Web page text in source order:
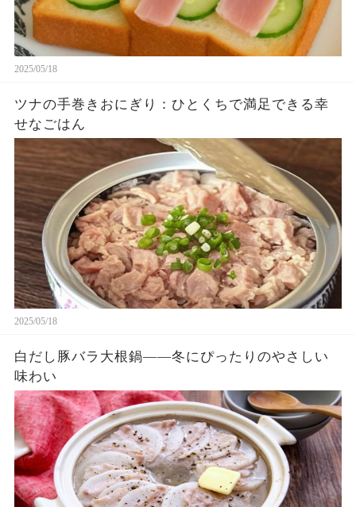
2025/05/18
ツナの手巻きおにぎり：ひとくちで満足できる幸
せなごはん
2025/05/18
白だし豚バラ大根鍋——冬にぴったりのやさしい
味わい